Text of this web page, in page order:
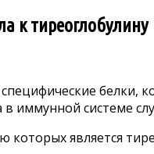
к тиреоглобулину
белки,
в иммунной системе
которых является